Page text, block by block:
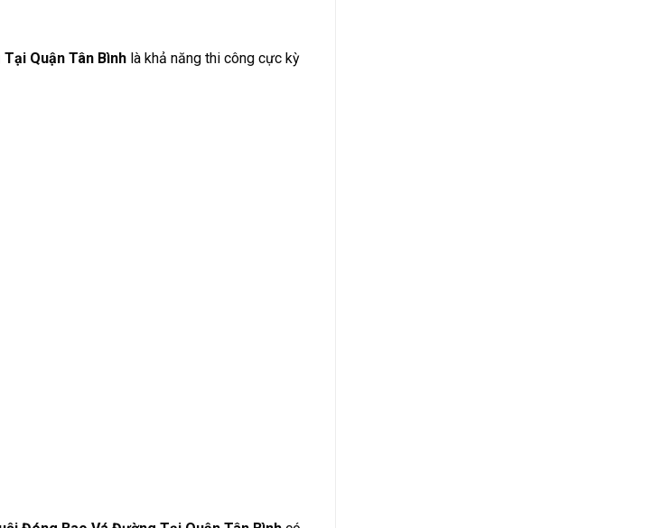
Quận Tân Bình là khả năng thi công cực kỳ